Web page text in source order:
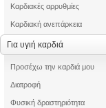
Καρδιακές αρρυθμίες
Καρδιακή ανεπάρκεια
Για υγιή καρδιά
Προσέχω την καρδιά μου
Διατροφή
Φυσική δραστηριότητα